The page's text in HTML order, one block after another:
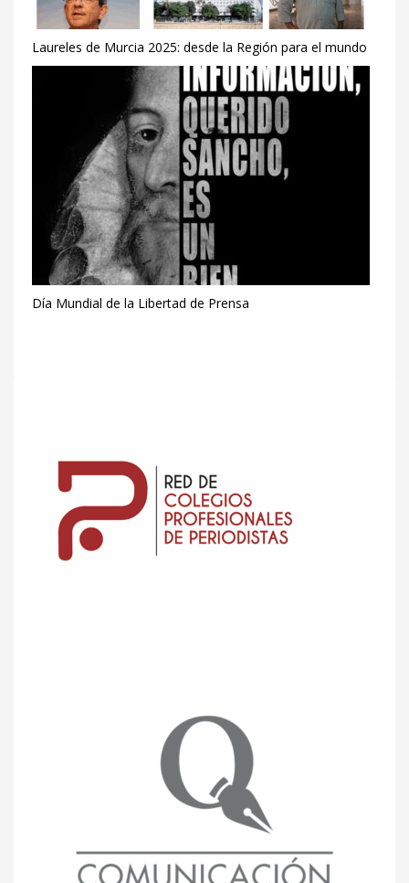
Laureles de Murcia 2025: desde la Región para el mundo
Día Mundial de la Libertad de Prensa